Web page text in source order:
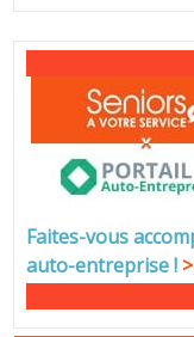
Faites-vous
auto-entreprise!